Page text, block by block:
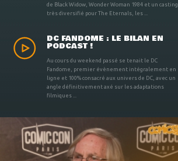
de Black Widow, Wonder Woman 1984 et un casting
très diversifié pour The Eternals, les ...
DC FANDOME : LE BILAN EN
PODCAST !
Au cours du weekend passé se tenait le DC
Fandome, premier évènement intégralement en
ligne et 100% consacré aux univers de DC, avec un
angle définitivement axé sur les adaptations
filmiques ...